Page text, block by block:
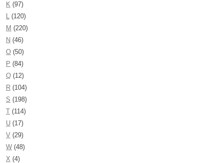
K (97)
L (120)
M (220)
N (46)
O (50)
P (84)
Q (12)
R (104)
S (198)
T (114)
U (17)
V (29)
W (48)
X (4)